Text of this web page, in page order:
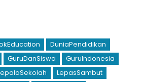
DuniaPendidikan
GuruDanSiswa
GuruIndonesia
LepasSambut